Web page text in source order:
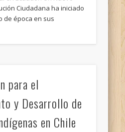
Ciudadana ha iniciado
de época en sus
para el
y Desarrollo de
en Chile